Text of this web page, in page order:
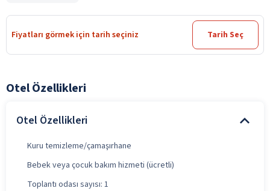
Fiyatları görmek için tarih seçiniz Tarih Seç
Otel Özellikleri
Otel Özellikleri
Kuru temizleme/çamaşırhane
Bebek veya çocuk bakım hizmeti (ücretli)
Toplantı odası sayısı: 1